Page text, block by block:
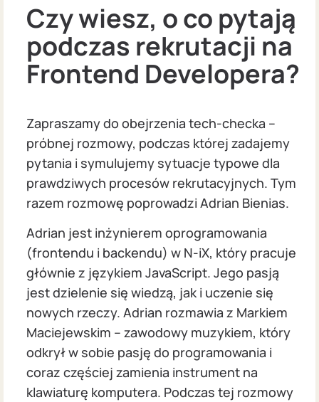
Czy wiesz, o co pytają
podczas rekrutacji na
Frontend Developera?
Zapraszamy do obejrzenia tech-checka –
próbnej rozmowy, podczas której zadajemy
pytania i symulujemy sytuacje typowe dla
prawdziwych procesów rekrutacyjnych. Tym
razem rozmowę poprowadzi Adrian Bienias.
Adrian jest inżynierem oprogramowania
(frontendu i backendu) w N-iX, który pracuje
głównie z językiem JavaScript. Jego pasją
jest dzielenie się wiedzą, jak i uczenie się
nowych rzeczy. Adrian rozmawia z Markiem
Maciejewskim – zawodowy muzykiem, który
odkrył w sobie pasję do programowania i
coraz częściej zamienia instrument na
klawiaturę komputera. Podczas tej rozmowy